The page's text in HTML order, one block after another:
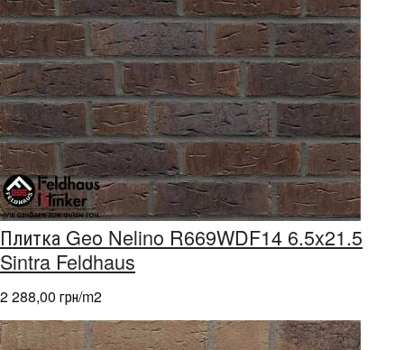
Плитка Geo Nelino R669WDF14 6.5x21.5
Sintra Feldhaus
2 288,00 грн/m2